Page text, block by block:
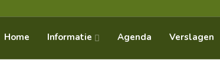
Home Informatie Agenda Verslagen